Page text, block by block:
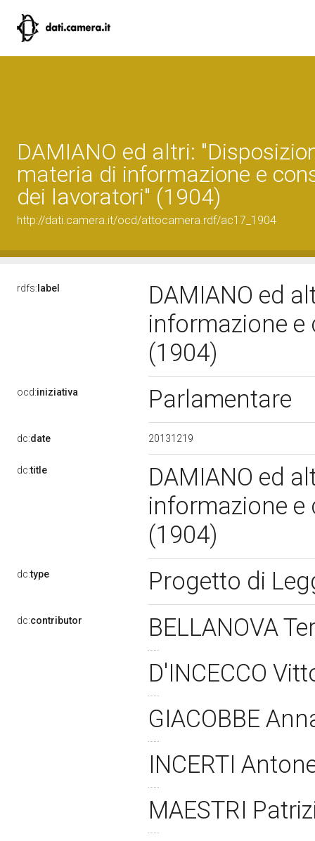
DAMIANO ed altri:
materia di informazione e
dei lavoratori" (1904)
http://dati.camera.it/ocd/attocamera.rdf/ac17_1904
rdfs: label
DAMIANO ed
informazione
(1904)
ocd:iniziativa Parlamentare
dc:date 20131219
dc:title
DAMIANO ed
informazione
(1904)
dc:type Progetto di
dc:contributor
BELLANOVA
D'INCECCO
GIACOBBE
INCERTI
MAESTRI